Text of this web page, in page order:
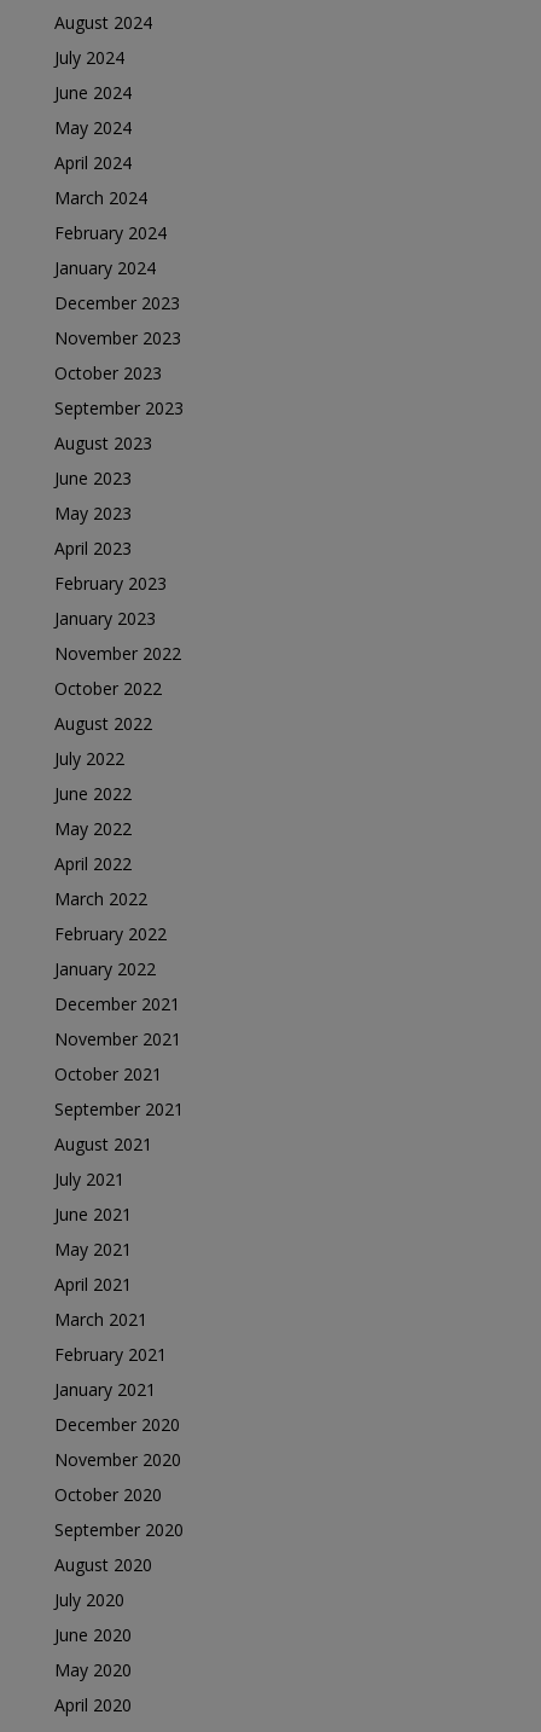
August 2024
July 2024
June 2024
May 2024
April 2024
March 2024
February 2024
January 2024
December 2023
November 2023
October 2023
September 2023
August 2023
June 2023
May 2023
April 2023
February 2023
January 2023
November 2022
October 2022
August 2022
July 2022
June 2022
May 2022
April 2022
March 2022
February 2022
January 2022
December 2021
November 2021
October 2021
September 2021
August 2021
July 2021
June 2021
May 2021
April 2021
March 2021
February 2021
January 2021
December 2020
November 2020
October 2020
September 2020
August 2020
July 2020
June 2020
May 2020
April 2020